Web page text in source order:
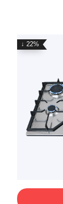
↓ 22%